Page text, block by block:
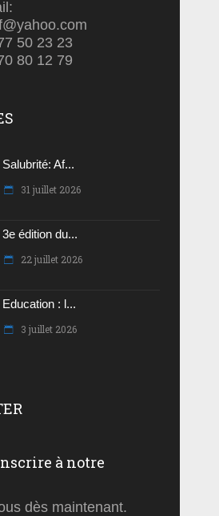
50 23 23
80 12 79
Salubrité: Af...
31 juillet 2026
3e édition du...
22 juillet 2026
Education : l...
3 juillet 2026
à notre
dès maintenant.